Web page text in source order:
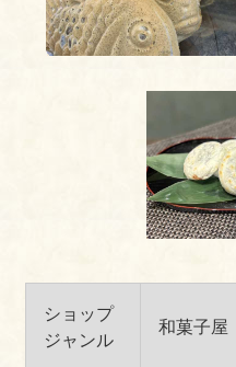
ショップ
ジャンル
和菓子屋